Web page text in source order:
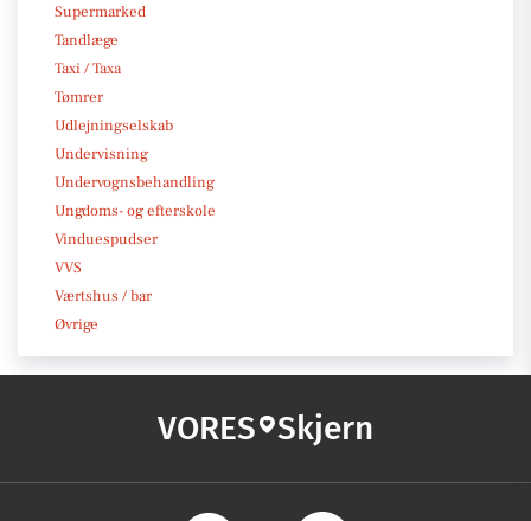
Supermarked
Tandlæge
Taxi / Taxa
Tømrer
Udlejningselskab
Undervisning
Undervognsbehandling
Ungdoms- og efterskole
Vinduespudser
VVS
Værtshus / bar
Øvrige
VORES Skjern